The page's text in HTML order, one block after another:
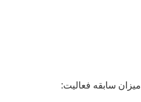
سابقه فعالیت: